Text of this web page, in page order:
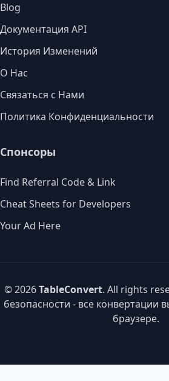
Blog
Документация API
История Изменений
О Нас
Связаться с Нами
Политика Конфиденциальности
Спонсоры
Find Referral Code & Link
Cheat Sheets for Developers
Your Ad Here
© 2026TableConvert. All rights
безопасности - все конвертации
браузере.